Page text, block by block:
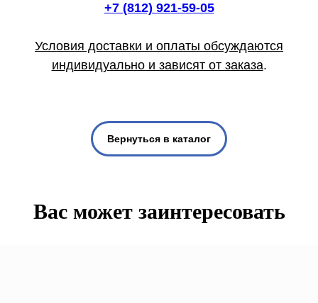
+7 (812) 921-59-05
Условия доставки и оплаты обсуждаются
индивидуально и зависят от заказа.
Вернуться в каталог
Вас может заинтересовать